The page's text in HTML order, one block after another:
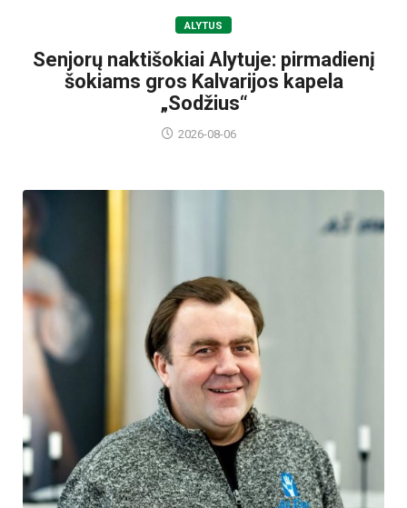
ALYTUS
Senjorų naktišokiai Alytuje: pirmadienį
šokiams gros Kalvarijos kapela
„Sodžius“
2026-08-06